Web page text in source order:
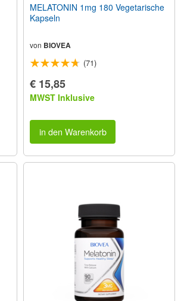
MELATONIN 1mg 180 Vegetarische
Kapseln
von BIOVEA
(71)
€ 15,85
MWST Inklusive
in den Warenkorb